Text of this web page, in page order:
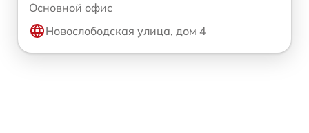
Основной офис
Новослободская улица, дом 4